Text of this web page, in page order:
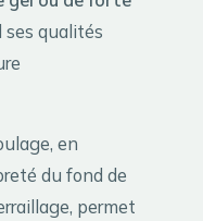
ses qualités
en
du fond de
permet